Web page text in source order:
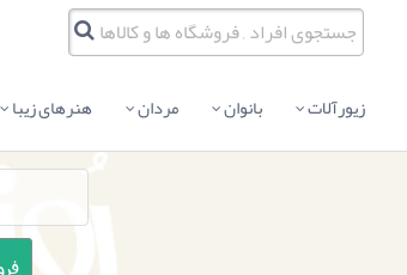
زیورآلات بانوان مردان هنرهای زیبا